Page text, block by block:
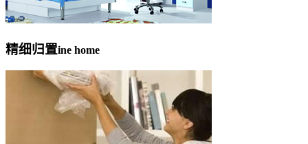
精细归置ine home